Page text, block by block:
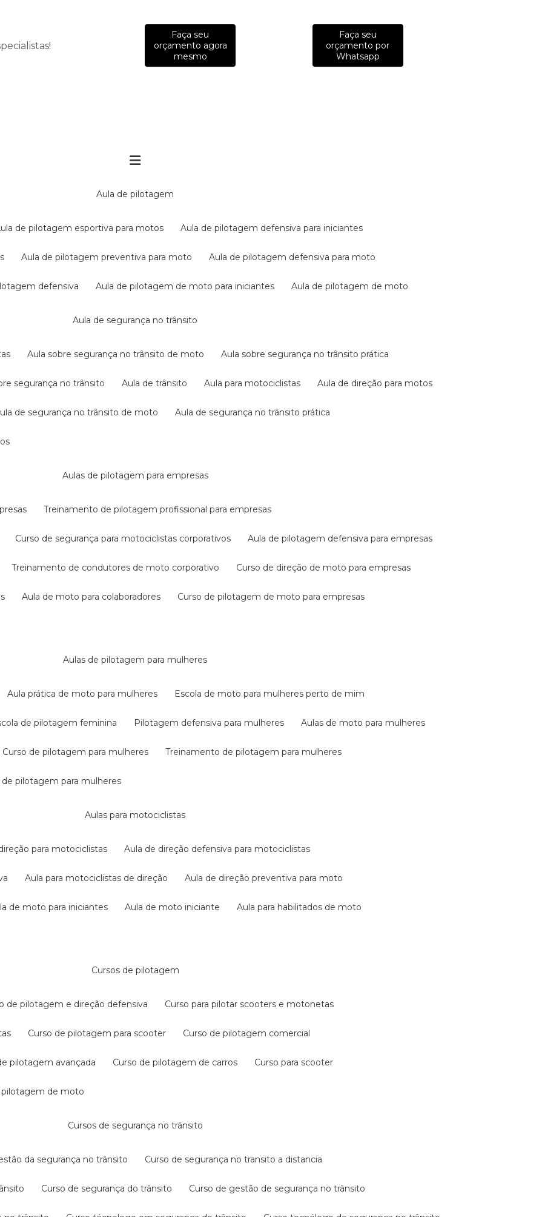
Faça seu
orçamento agora
mesmo
Faça seu
orçamento por
Whatsapp
aula de pilotagem
aula de pilotagem esportiva para motos aula de pilotagem defensiva para iniciantes
aula de pilotagem preventiva para moto aula de pilotagem defensiva para moto
defensiva aula de pilotagem de moto para iniciantes aula de pilotagem de moto
aula de segurança no trânsito
aula sobre segurança no trânsito de moto aula sobre segurança no trânsito prática
segurança no trânsito aula de trânsito aula para motociclistas aula de direção para motos
aula de segurança no trânsito de moto aula de segurança no trânsito prática
aulas de pilotagem para empresas
treinamento de pilotagem profissional para empresas
curso de segurança para motociclistas corporativos aula de pilotagem defensiva para empresas
treinamento de condutores de moto corporativo curso de direção de moto para empresas
aula de moto para colaboradores curso de pilotagem de moto para empresas
aulas de pilotagem para mulheres
aula prática de moto para mulheres escola de moto para mulheres perto de mim
de pilotagem feminina pilotagem defensiva para mulheres aulas de moto para mulheres
curso de pilotagem para mulheres treinamento de pilotagem para mulheres
de pilotagem para mulheres
aulas para motociclistas
direção para motociclistas aula de direção defensiva para motociclistas
aula para motociclistas de direção aula de direção preventiva para moto
de moto para iniciantes aula de moto iniciante aula para habilitados de moto
cursos de pilotagem
de pilotagem e direção defensiva curso para pilotar scooters e motonetas
curso de pilotagem para scooter curso de pilotagem comercial
pilotagem avançada curso de pilotagem de carros curso para scooter
pilotagem de moto
cursos de segurança no trânsito
da segurança no trânsito curso de segurança no transito a distancia
curso de segurança do trânsito curso de gestão de segurança no trânsito